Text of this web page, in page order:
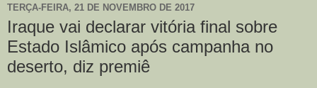
TERÇA-FEIRA, 21 DE NOVEMBRO DE 2017
Iraque vai declarar vitória final sobre
Estado Islâmico após campanha no
deserto, diz premiê